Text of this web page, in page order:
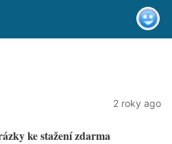
2 roky ago
ke stažení zdarma